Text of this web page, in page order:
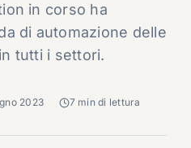
in corso ha
di automazione delle
tutti i settori.
2023 7 min di lettura